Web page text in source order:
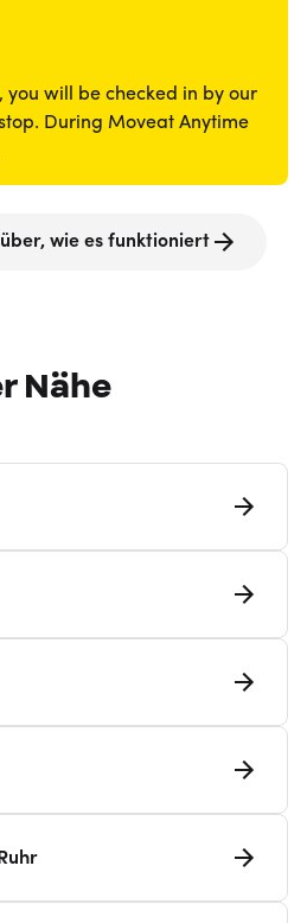
you will be checked in by our
During Moveat Anytime
wie es funktioniert
Nähe